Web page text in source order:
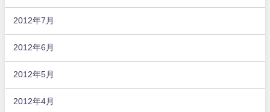
2012年7月
2012年6月
2012年5月
2012年4月